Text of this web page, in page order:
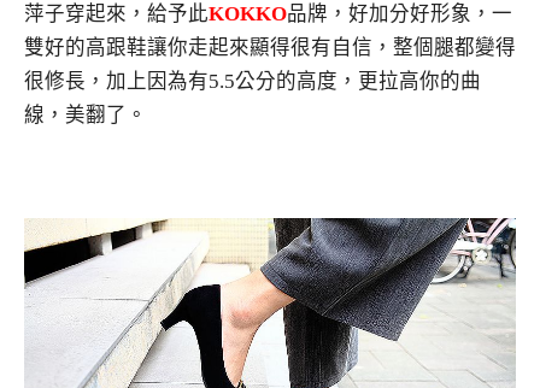
萍子穿起來，給予此KOKKO品牌，好加分好形象，一
雙好的高跟鞋讓你走起來顯得很有自信，整個腿都變得
很修長，加上因為有5.5公分的高度，更拉高你的曲
線，美翻了。